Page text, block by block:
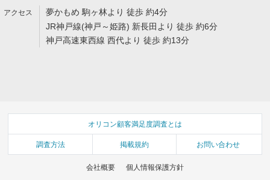
夢かもめ 駒ヶ林より 徒歩 約4分
JR神戸線(神戸～姫路) 新長田より 徒歩 約6分
神戸高速東西線 西代より 徒歩 約13分
オリコン顧客満足度調査とは
調査方法 掲載規約 お問い合わせ
会社概要 個人情報保護方針